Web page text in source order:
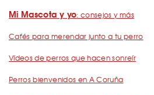
Mi Mascota y yo: consejos y más
Cafés para merendar junto a tu perro
Vídeos de perros que hacen sonreír
Perros bienvenidos en A Coruña